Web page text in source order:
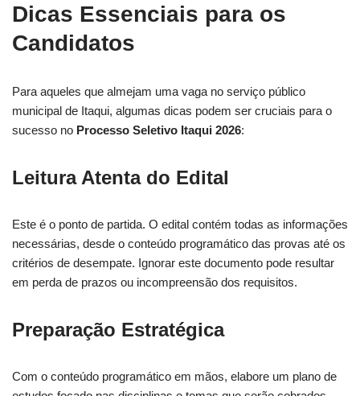
Dicas Essenciais para os
Candidatos
Para aqueles que almejam uma vaga no serviço público
municipal de Itaqui, algumas dicas podem ser cruciais para o
sucesso no Processo Seletivo Itaqui 2026:
Leitura Atenta do Edital
Este é o ponto de partida. O edital contém todas as informações
necessárias, desde o conteúdo programático das provas até os
critérios de desempate. Ignorar este documento pode resultar
em perda de prazos ou incompreensão dos requisitos.
Preparação Estratégica
Com o conteúdo programático em mãos, elabore um plano de